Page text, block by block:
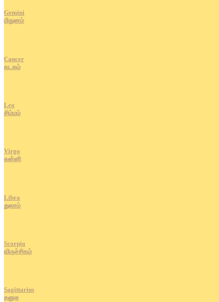
Gemini
மிதுனம்
Cancer
கடகம்
Leo
சிம்மம்
Virgo
கன்னி
Libra
துலாம்
Scorpio
விருச்சிகம்
Sagittarius
தனுசு